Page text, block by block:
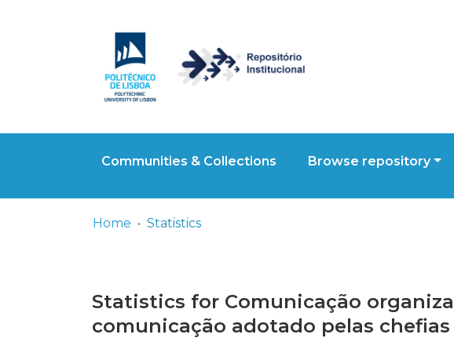
Communities & Collections Browse repository
Home Statistics
Statistics for Comunicação
comunicação adotado pelas